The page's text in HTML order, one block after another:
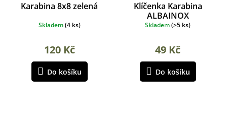
Karabina 8x8 zelená
Skladem(4 ks)
120 Kč
Do košíku
Klíčenka Karabina
ALBAINOX
Skladem(>5 ks)
49 Kč
Do košíku